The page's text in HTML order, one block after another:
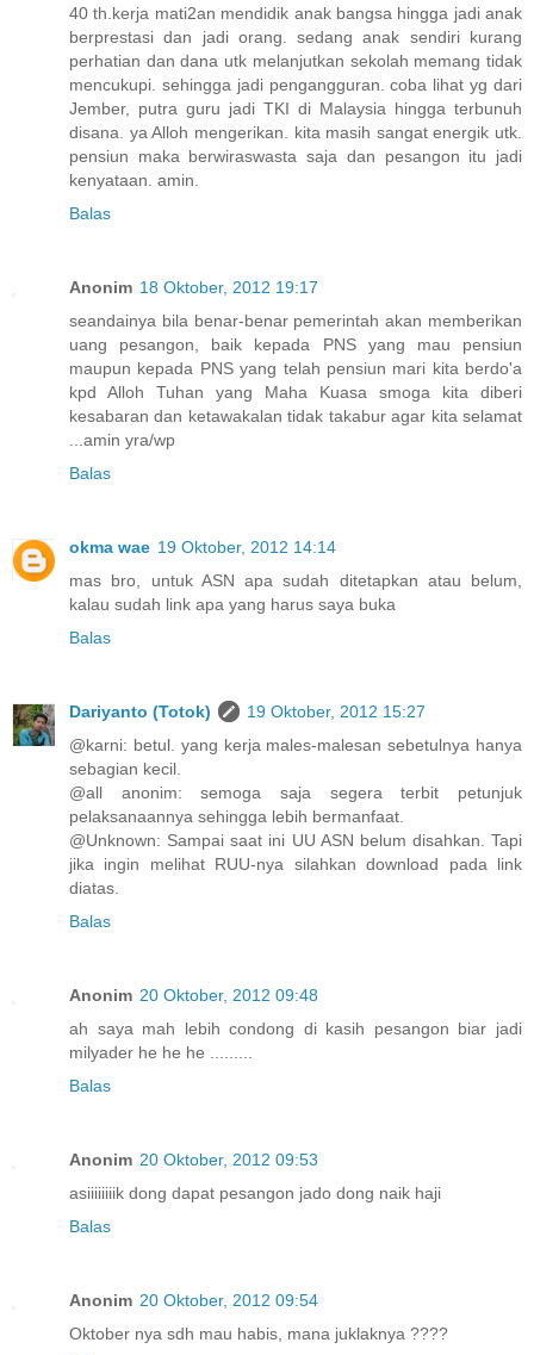
40 th.kerja mati2an mendidik anak bangsa hingga jadi anak
berprestasi dan jadi orang. sedang anak sendiri kurang
perhatian dan dana utk melanjutkan sekolah memang tidak
mencukupi. sehingga jadi pengangguran. coba lihat yg dari
Jember, putra guru jadi TKI di Malaysia hingga terbunuh
disana. ya Alloh mengerikan. kita masih sangat energik utk.
pensiun maka berwiraswasta saja dan pesangon itu jadi
kenyataan. amin.
Balas
Anonim 18 Oktober, 2012 19:17
seandainya bila benar-benar pemerintah akan memberikan
uang pesangon, baik kepada PNS yang mau pensiun
maupun kepada PNS yang telah pensiun mari kita berdo'a
kpd Alloh Tuhan yang Maha Kuasa smoga kita diberi
kesabaran dan ketawakalan tidak takabur agar kita selamat
...amin yra/wp
Balas
okma wae 19 Oktober, 2012 14:14
mas bro, untuk ASN apa sudah ditetapkan atau belum,
kalau sudah link apa yang harus saya buka
Balas
Dariyanto (Totok)
19 Oktober, 2012 15:27
@karni: betul. yang kerja males-malesan sebetulnya hanya
sebagian kecil.
@all anonim: semoga saja segera terbit petunjuk
pelaksanaannya sehingga lebih bermanfaat.
@Unknown: Sampai saat ini UU ASN belum disahkan. Tapi
jika ingin melihat RUU-nya silahkan download pada link
diatas.
Balas
Anonim 20 Oktober, 2012 09:48
ah saya mah lebih condong di kasih pesangon biar jadi
milyader he he he .........
Balas
Anonim 20 Oktober, 2012 09:53
asiiiiiiiik dong dapat pesangon jado dong naik haji
Balas
Anonim 20 Oktober, 2012 09:54
Oktober nya sdh mau habis, mana juklaknya ????